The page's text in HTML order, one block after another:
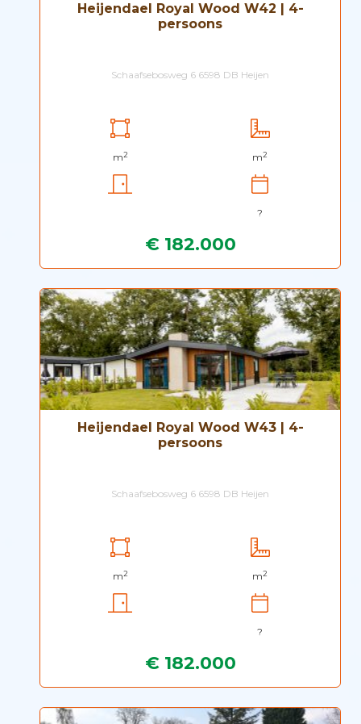
Heijendael Royal Wood W42 | 4-
persoons
Schaafsebosweg 6 6598 DB Heijen
m2 m2
?
€ 182.000
Heijendael Royal Wood W43 | 4-
persoons
Schaafsebosweg 6 6598 DB Heijen
m2 m2
?
€ 182.000